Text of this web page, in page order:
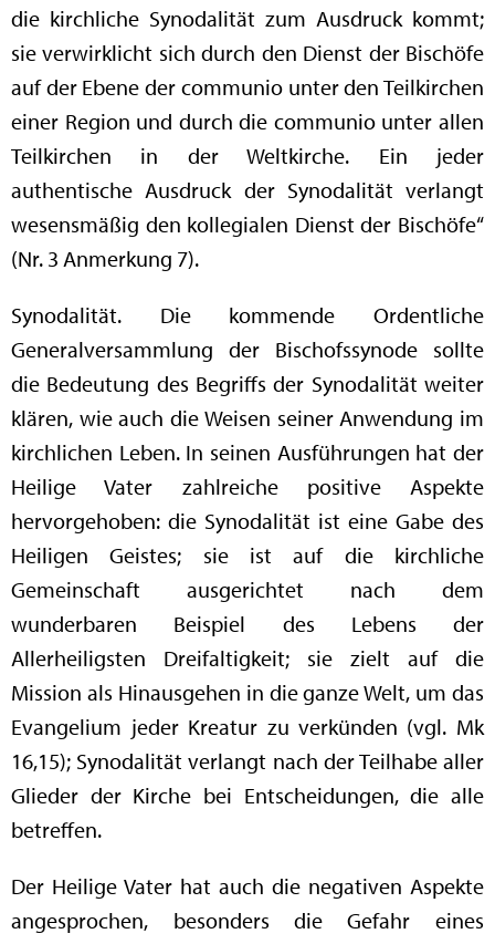
die kirchliche Synodalität zum Ausdruck kommt;
sie verwirklicht sich durch den Dienst der Bischöfe
auf der Ebene der communio unter den Teilkirchen
einer Region und durch die communio unter allen
Teilkirchen in der Weltkirche. Ein jeder
authentische Ausdruck der Synodalität verlangt
wesensmäßig den kollegialen Dienst der Bischöfe“
(Nr. 3 Anmerkung 7).
Synodalität. Die kommende Ordentliche
Generalversammlung der Bischofssynode sollte
die Bedeutung des Begriffs der Synodalität weiter
klären, wie auch die Weisen seiner Anwendung im
kirchlichen Leben. In seinen Ausführungen hat der
Heilige Vater zahlreiche positive Aspekte
hervorgehoben: die Synodalität ist eine Gabe des
Heiligen Geistes; sie ist auf die kirchliche
Gemeinschaft ausgerichtet nach dem
wunderbaren Beispiel des Lebens der
Allerheiligsten Dreifaltigkeit; sie zielt auf die
Mission als Hinausgehen in die ganze Welt, um das
Evangelium jeder Kreatur zu verkünden (vgl. Mk
16,15); Synodalität verlangt nach der Teilhabe aller
Glieder der Kirche bei Entscheidungen, die alle
betreffen.
Der Heilige Vater hat auch die negativen Aspekte
angesprochen, besonders die Gefahr eines